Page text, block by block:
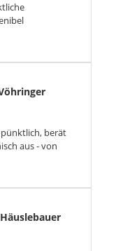
pünktlich, berät
aus - von